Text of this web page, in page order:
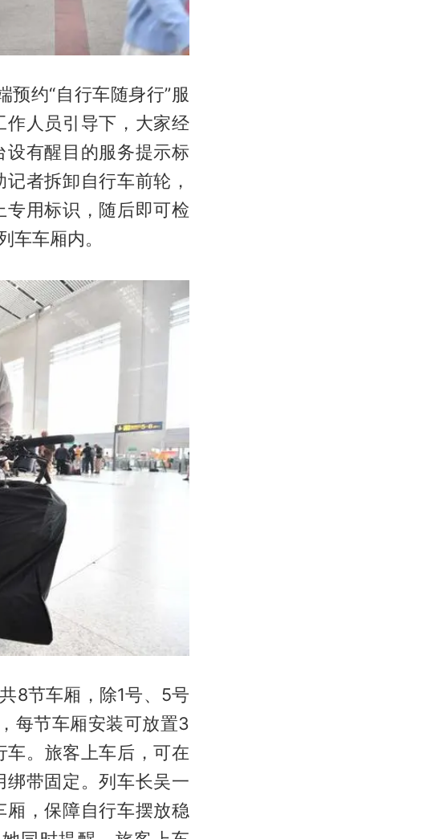
约“自行车随身行”服
作人员引导下，大家经
有醒目的服务提示标
者拆卸自行车前轮，
用标识，随后即可检
车车厢内。
8节车厢，除1号、5号
每节车厢安装可放置3
。旅客上车后，可在
带固定。列车长吴一
厢，保障自行车摆放稳